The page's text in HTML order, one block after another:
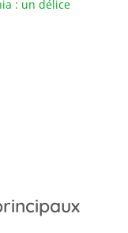
: un délice